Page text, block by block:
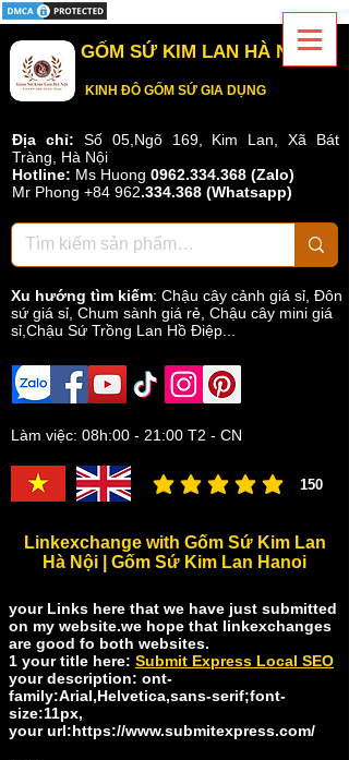
GỐM SỨ KIM LAN HÀ NỘI
KINH ĐÔ GỐM SỨ GIA DỤNG
Địa chỉ: Số 05,Ngõ 169, Kim Lan, Xã Bát
Tràng, Hà Nội
Hotline: Ms Huong 0962.334.368 (Zalo)
Mr Phong +84 962.334.368 (Whatsapp)
Xu hướng tìm kiếm: Chậu cây cảnh giá sỉ Đôn
sứ giá sỉ Chum sành giá rẻ Chậu cây mini giá
sỉ,Chậu Sứ Trồng Lan Hồ Điệp...
Làm việc: 08h:00 - 21:00 T2 - CN
150
đánh giá trung bình là 3 /5,
Linkexchange with Gốm Sứ Kim Lan
Hà Nội | Gốm Sứ Kim Lan Hanoi
your Links here that we have just submitted
on my website.we hope that linkexchanges
are good fo both websites.
1 your title here: Submit Express Local SEO
your description: ont-
family:Arial,Helvetica,sans-serif;font-
size:11px,
​your url:https://www.submitexpress.com/